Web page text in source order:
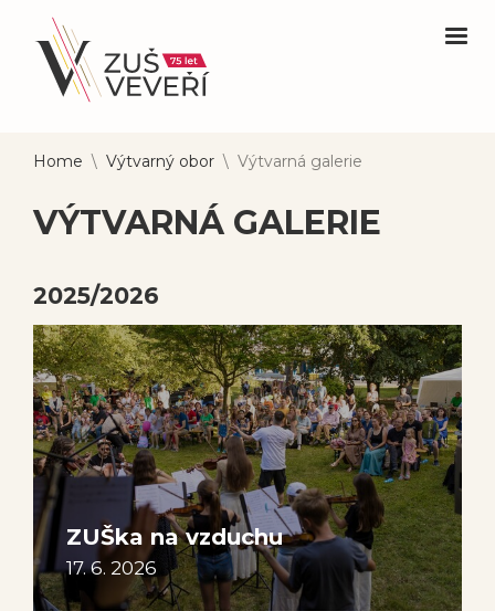
Home \ Výtvarný obor \ Výtvarná galerie
VÝTVARNÁ GALERIE
2025/2026
ZUŠka na vzduchu
17. 6. 2026